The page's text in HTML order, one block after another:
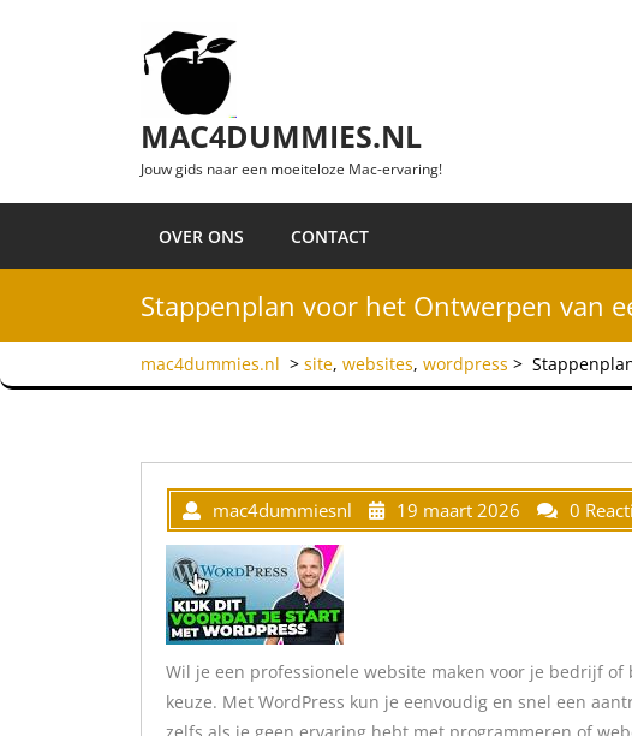
MAC4DUMMIES.NL
Jouw gids naar een moeiteloze Mac-ervaring!
OVER ONS CONTACT
Stappenplan voor het Ontwerpen van
mac4dummies.nl > site, websites, wordpress >
mac4dummiesnl 19 maart 2026 0
Wil je een professionele website maken voor je bedrijf of
keuze. Met WordPress kun je eenvoudig en snel een